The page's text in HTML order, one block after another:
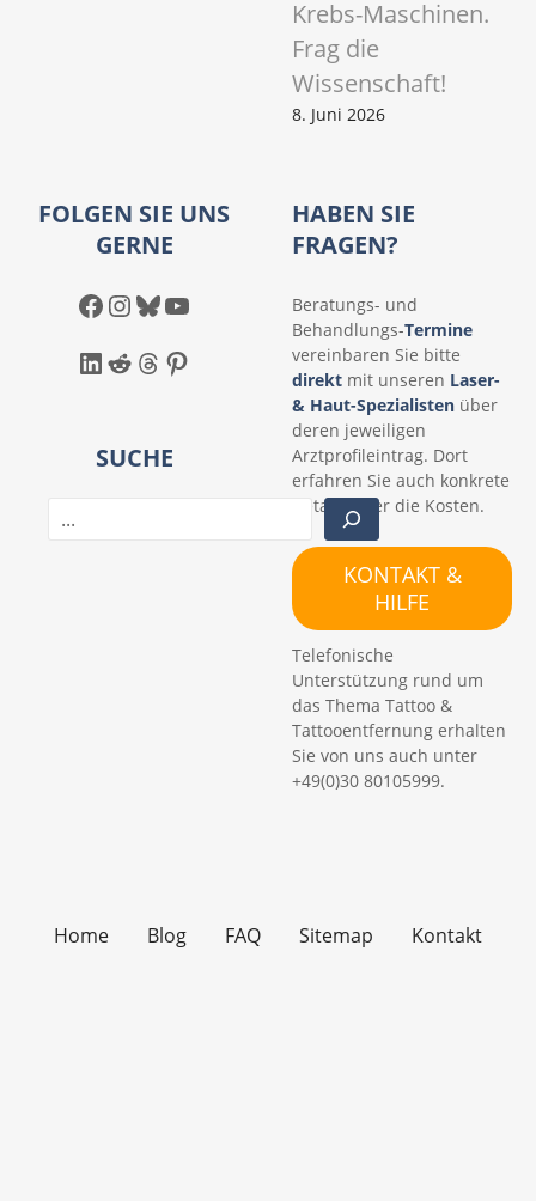
Krebs-Maschinen.
Frag die
Wissenschaft!
8. Juni 2026
FOLGEN SIE UNS
GERNE
Facebook InstagramBluesky YouTube
LinkedIn Reddit Threads Pinterest
SUCHE
HABEN SIE
FRAGEN?
Beratungs- und
Behandlungs-Termine
vereinbaren Sie bitte
direkt mit unseren Laser-
& Haut-Spezialisten über
deren jeweiligen
Arztprofileintrag. Dort
erfahren Sie auch konkrete
Details über die Kosten.
KONTAKT &
HILFE
Telefonische
Unterstützung rund um
das Thema Tattoo &
Tattooentfernung erhalten
Sie von uns auch unter
+49(0)30 80105999.
Home Blog FAQ Sitemap
Kontakt